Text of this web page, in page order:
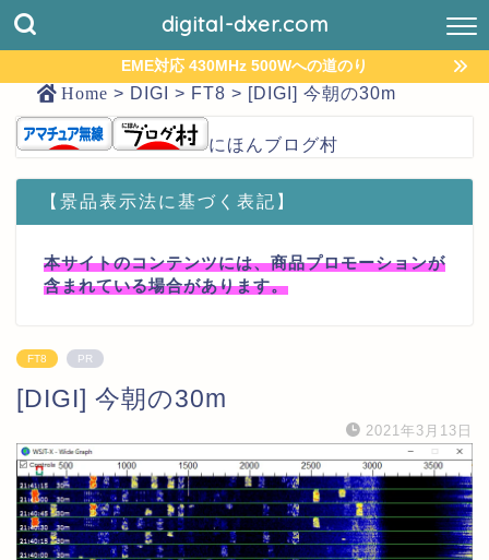
digital-dxer.com
EME対応 430MHz 500Wへの道のり
Home > DIGI > FT8 > [DIGI] 今朝の30m
にほんブログ村
【景品表示法に基づく表記】
本サイトのコンテンツには、商品プロモーションが
含まれている場合があります。
FT8 PR
[DIGI] 今朝の30m
2021年3月13日